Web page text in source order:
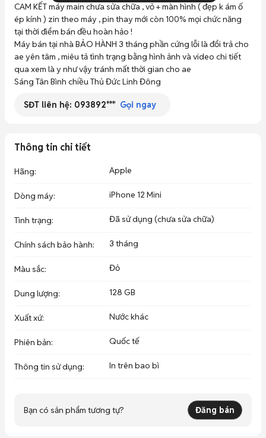
CAM KẾT máy main chưa sửa chữa , vỏ + màn hình ( đẹp k ám ố
ép kính ) zin theo máy , pin thay mới còn 100% mọi chức năng
tại thời điểm bán đều hoàn hảo !
Máy bán tại nhà BẢO HÀNH 3 tháng phần cứng lỗi là đổi trả cho
ae yên tâm , miêu tả tình trạng bằng hình ảnh và video chi tiết
qua xem là y như vậy tránh mất thời gian cho ae
Sáng Tân Bình chiều Thủ Đức Linh Đông
SĐT liên hệ: 093892*** Gọi ngay
Thông tin chi tiết
Hãng: Apple
Dòng máy: iPhone 12 Mini
Tình trạng: Đã sử dụng (chưa sửa chữa)
Chính sách bảo hành: 3 tháng
Màu sắc: Đỏ
Dung lượng: 128 GB
Xuất xứ: Nước khác
Phiên bản: Quốc tế
Thông tin sử dụng: In trên bao bì
Bạn có sản phẩm tương tự? Đăng bán